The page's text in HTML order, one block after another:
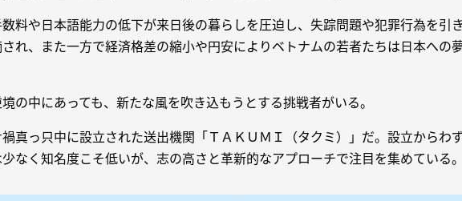
料や日本語能力の低下が来日後の暮らしを圧迫し、失踪問題や犯罪行為を引
れ、また一方で経済格差の縮小や円安によりベトナムの若者たちは日本への
の中にあっても、新たな風を吹き込もうとする挑戦者がいる。
真っ只中に設立された送出機関「ＴＡＫＵＭＩ（タクミ）」だ。設立からわ
なく知名度こそ低いが、志の高さと革新的なアプローチで注目を集めている。